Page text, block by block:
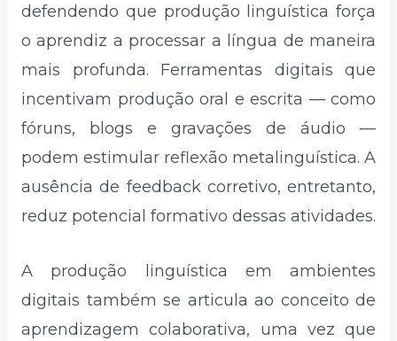
defendendo que produção linguística força
o aprendiz a processar a língua de maneira
mais profunda. Ferramentas digitais que
incentivam produção oral e escrita — como
fóruns, blogs e gravações de áudio —
podem estimular reflexão metalinguística. A
ausência de feedback corretivo, entretanto,
reduz potencial formativo dessas atividades.
A produção linguística em ambientes
digitais também se articula ao conceito de
aprendizagem colaborativa, uma vez que